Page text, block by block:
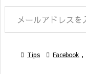
メールアドレスを入力...
 Tips  Facebook ,